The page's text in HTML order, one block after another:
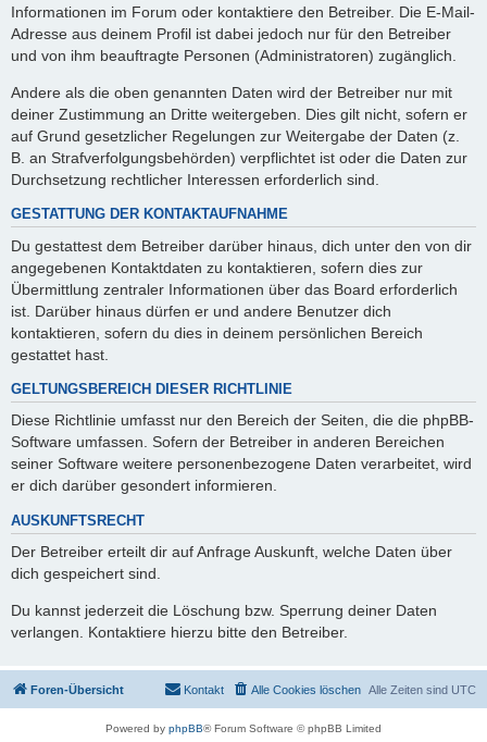
Informationen im Forum oder kontaktiere den Betreiber. Die E-Mail-
Adresse aus deinem Profil ist dabei jedoch nur für den Betreiber
und von ihm beauftragte Personen (Administratoren) zugänglich.
Andere als die oben genannten Daten wird der Betreiber nur mit
deiner Zustimmung an Dritte weitergeben. Dies gilt nicht, sofern er
auf Grund gesetzlicher Regelungen zur Weitergabe der Daten (z.
B. an Strafverfolgungsbehörden) verpflichtet ist oder die Daten zur
Durchsetzung rechtlicher Interessen erforderlich sind.
GESTATTUNG DER KONTAKTAUFNAHME
Du gestattest dem Betreiber darüber hinaus, dich unter den von dir
angegebenen Kontaktdaten zu kontaktieren, sofern dies zur
Übermittlung zentraler Informationen über das Board erforderlich
ist. Darüber hinaus dürfen er und andere Benutzer dich
kontaktieren, sofern du dies in deinem persönlichen Bereich
gestattet hast.
GELTUNGSBEREICH DIESER RICHTLINIE
Diese Richtlinie umfasst nur den Bereich der Seiten, die die phpBB-
Software umfassen. Sofern der Betreiber in anderen Bereichen
seiner Software weitere personenbezogene Daten verarbeitet, wird
er dich darüber gesondert informieren.
AUSKUNFTSRECHT
Der Betreiber erteilt dir auf Anfrage Auskunft, welche Daten über
dich gespeichert sind.
Du kannst jederzeit die Löschung bzw. Sperrung deiner Daten
verlangen. Kontaktiere hierzu bitte den Betreiber.
Foren-Übersicht Alle Zeiten sind UTC
Alle Cookies löschen
Kontakt
Powered by phpBB® Forum Software © phpBB Limited